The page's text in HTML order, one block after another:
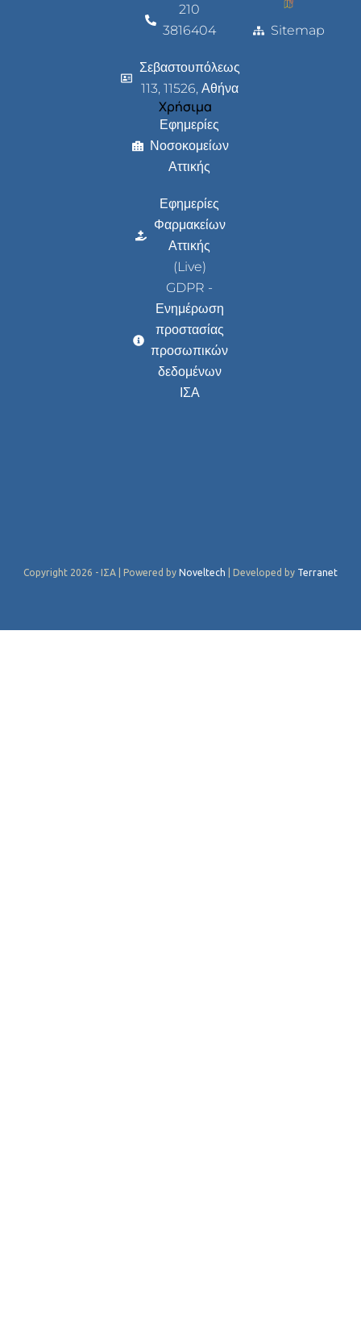
210
3816404
Σεβαστουπόλεως
113, 11526, Αθήνα
Χρήσιμα
Εφημερίες
Νοσοκομείων
Αττικής
Εφημερίες
Φαρμακείων
Αττικής
(Live)
GDPR -
Ενημέρωση
προστασίας
προσωπικών
δεδομένων
ΙΣΑ
Sitemap
Copyright 2026 - ΙΣΑ | Powered by Noveltech | Developed by Terranet